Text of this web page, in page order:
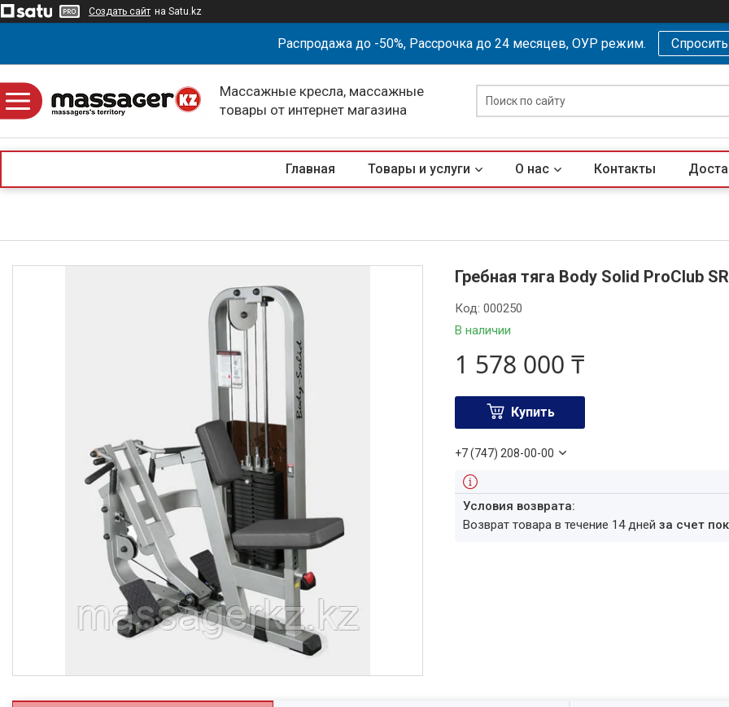
Создать сайт на Satu.kz
Распродажа до -50%, Рассрочка до 24 месяцев, ОУР режим.
Массажные кресла, массажные
товары от интернет магазина
Главная Товары и услуги О нас Контакты
Гребная тяга Body Solid ProClub
В наличии
Код:000250
1 578 000 ₸
Купить
+7 (747) 208-00-00
возврат товара в течение 14 днейза счет